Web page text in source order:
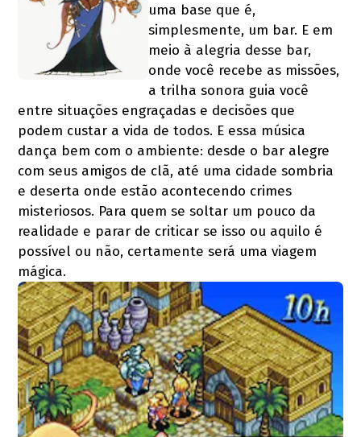
uma base que é,
simplesmente, um bar. E em
meio à alegria desse bar,
onde você recebe as missões,
a trilha sonora guia você
entre situações engraçadas e decisões que
podem custar a vida de todos. E essa música
dança bem com o ambiente: desde o bar alegre
com seus amigos de clã, até uma cidade sombria
e deserta onde estão acontecendo crimes
misteriosos. Para quem se soltar um pouco da
realidade e parar de criticar se isso ou aquilo é
possível ou não, certamente será uma viagem
mágica.